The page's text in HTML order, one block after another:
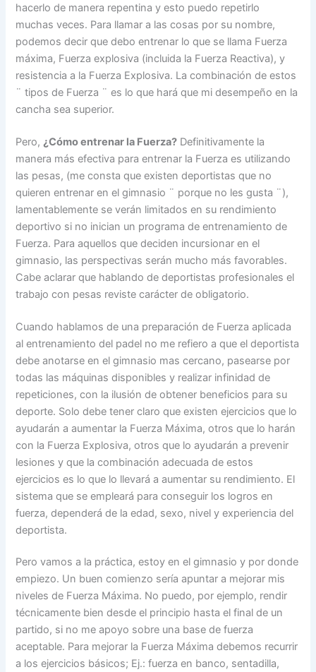
hacerlo de manera repentina y esto puedo repetirlo
muchas veces. Para llamar a las cosas por su nombre,
podemos decir que debo entrenar lo que se llama Fuerza
máxima, Fuerza explosiva (incluida la Fuerza Reactiva), y
resistencia a la Fuerza Explosiva. La combinación de estos
¨ tipos de Fuerza ¨ es lo que hará que mi desempeño en la
cancha sea superior.
Pero, ¿Cómo entrenar la Fuerza? Definitivamente la
manera más efectiva para entrenar la Fuerza es utilizando
las pesas, (me consta que existen deportistas que no
quieren entrenar en el gimnasio ¨ porque no les gusta ¨),
lamentablemente se verán limitados en su rendimiento
deportivo si no inician un programa de entrenamiento de
Fuerza. Para aquellos que deciden incursionar en el
gimnasio, las perspectivas serán mucho más favorables.
Cabe aclarar que hablando de deportistas profesionales el
trabajo con pesas reviste carácter de obligatorio.
Cuando hablamos de una preparación de Fuerza aplicada
al entrenamiento del padel no me refiero a que el deportista
debe anotarse en el gimnasio mas cercano, pasearse por
todas las máquinas disponibles y realizar infinidad de
repeticiones, con la ilusión de obtener beneficios para su
deporte. Solo debe tener claro que existen ejercicios que lo
ayudarán a aumentar la Fuerza Máxima, otros que lo harán
con la Fuerza Explosiva, otros que lo ayudarán a prevenir
lesiones y que la combinación adecuada de estos
ejercicios es lo que lo llevará a aumentar su rendimiento. El
sistema que se empleará para conseguir los logros en
fuerza, dependerá de la edad, sexo, nivel y experiencia del
deportista.
Pero vamos a la práctica, estoy en el gimnasio y por donde
empiezo. Un buen comienzo sería apuntar a mejorar mis
niveles de Fuerza Máxima. No puedo, por ejemplo, rendir
técnicamente bien desde el principio hasta el final de un
partido, si no me apoyo sobre una base de fuerza
aceptable. Para mejorar la Fuerza Máxima debemos recurrir
a los ejercicios básicos; Ej.: fuerza en banco, sentadilla,